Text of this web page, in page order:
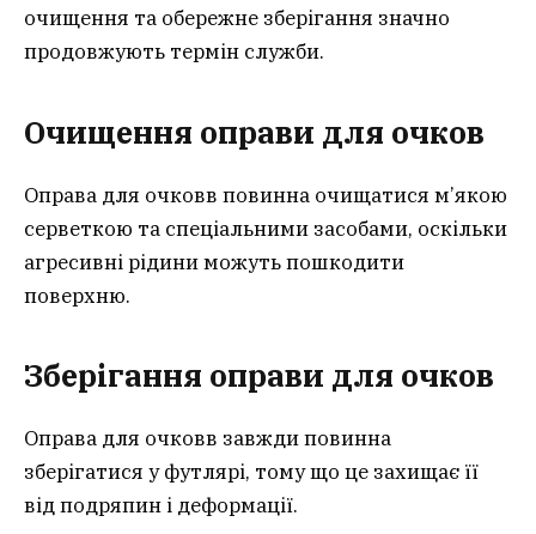
очищення та обережне зберігання значно
продовжують термін служби.
Очищення оправи для очков
Оправа для очковв повинна очищатися м’якою
серветкою та спеціальними засобами, оскільки
агресивні рідини можуть пошкодити
поверхню.
Зберігання оправи для очков
Оправа для очковв завжди повинна
зберігатися у футлярі, тому що це захищає її
від подряпин і деформації.